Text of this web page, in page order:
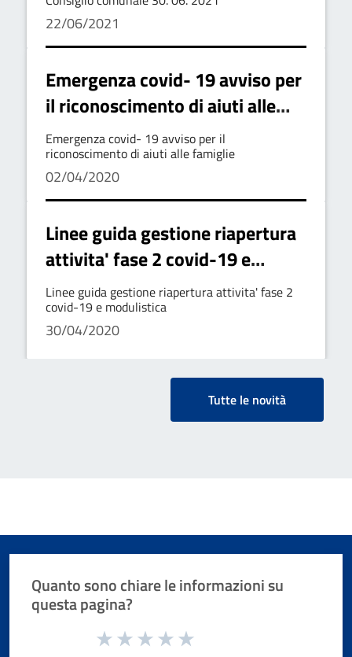
22/06/2021
Emergenza covid- 19 avviso per
il riconoscimento di aiuti alle
famiglie
Emergenza covid- 19 avviso per il
riconoscimento di aiuti alle famiglie
02/04/2020
Linee guida gestione riapertura
attivita' fase 2 covid-19 e
modulistica
Linee guida gestione riapertura attivita' fase 2
covid-19 e modulistica
30/04/2020
Tutte le novità
Quanto sono chiare le informazioni su
questa pagina?
Valuta da 1 a 5 stelle la pagina